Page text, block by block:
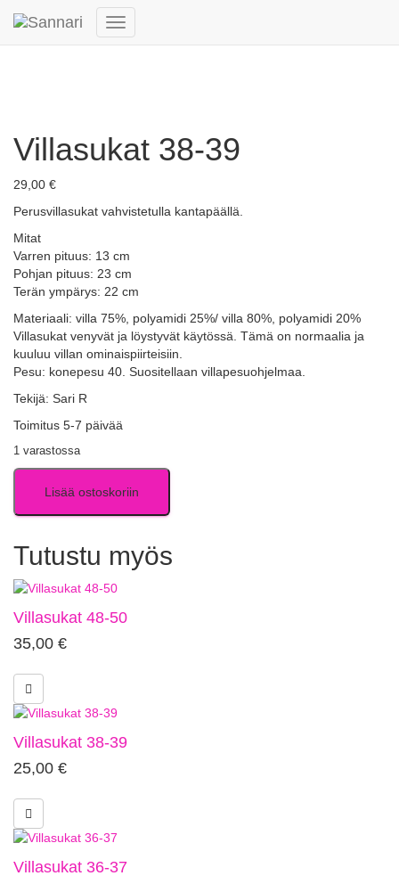
Navigointi päälle/pois
Villasukat 38-39
29,00 €
Perusvillasukat vahvistetulla kantapäällä.
Mitat
Varren pituus: 13 cm
Pohjan pituus: 23 cm
Terän ympärys: 22 cm
Materiaali: villa 75%, polyamidi 25%/ villa 80%, polyamidi 20%
Villasukat venyvät ja löystyvät käytössä. Tämä on normaalia ja
kuuluu villan ominaispiirteisiin.
Pesu: konepesu 40. Suositellaan villapesuohjelmaa.
Tekijä: Sari R
Toimitus 5-7 päivää
1 varastossa
Lisää ostoskoriin
Tutustu myös
Villasukat 48-50
35,00 €
Villasukat 38-39
25,00 €
Villasukat 36-37